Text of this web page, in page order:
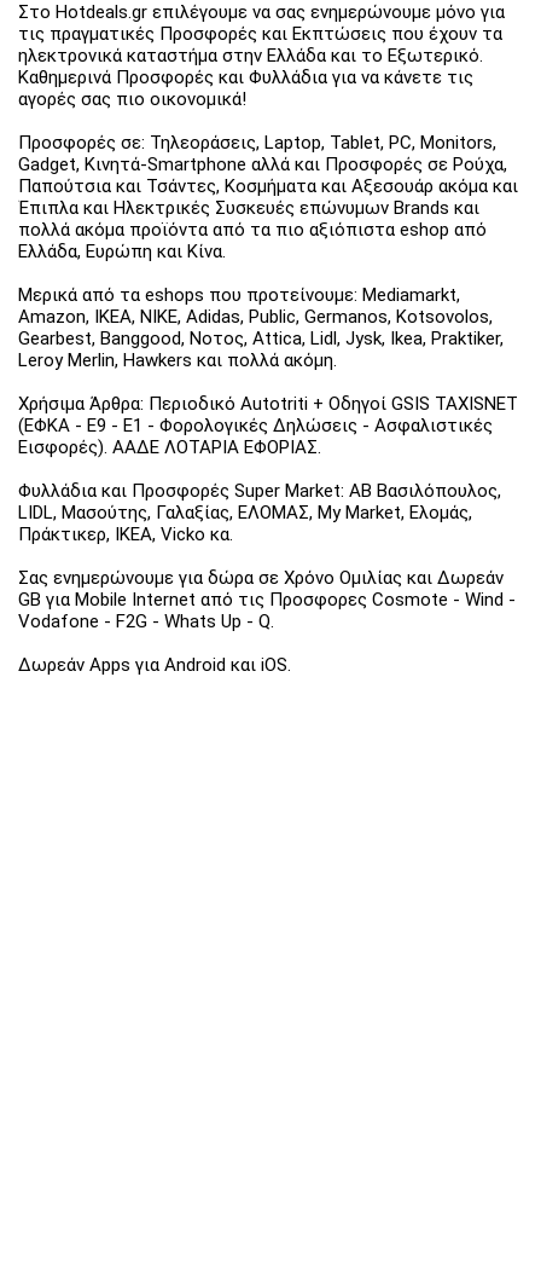
Στο Hotdeals.gr επιλέγουμε να σας ενημερώνουμε μόνο για
τις πραγματικές Προσφορές και Εκπτώσεις που έχουν τα
ηλεκτρονικά καταστήμα στην Ελλάδα και το Εξωτερικό.
Καθημερινά Προσφορές και Φυλλάδια για να κάνετε τις
αγορές σας πιο οικονομικά!
Προσφορές σε: Τηλεοράσεις, Laptop, Tablet, PC, Monitors,
Gadget, Κινητά-Smartphone αλλά και Προσφορές σε Ρούχα,
Παπούτσια και Τσάντες, Κοσμήματα και Αξεσουάρ ακόμα και
Έπιπλα και Ηλεκτρικές Συσκευές επώνυμων Brands και
πολλά ακόμα προϊόντα από τα πιο αξιόπιστα eshop από
Ελλάδα, Ευρώπη και Κίνα.
Μερικά από τα eshops που προτείνουμε: Mediamarkt,
Amazon, IKEA, NIKE, Adidas, Public, Germanos, Kotsovolos,
Gearbest, Banggood, Νοτος, Attica, Lidl, Jysk, Ikea, Praktiker,
Leroy Merlin, Hawkers και πολλά ακόμη.
Χρήσιμα Άρθρα: Περιοδικό Autotriti + Οδηγοί GSIS TAXISNET
(ΕΦΚΑ - Ε9 - Ε1 - Φορολογικές Δηλώσεις - Ασφαλιστικές
Εισφορές). ΑΑΔΕ ΛΟΤΑΡΙΑ ΕΦΟΡΙΑΣ.
Φυλλάδια και Προσφορές Super Market: ΑΒ Βασιλόπουλος,
LIDL, Μασούτης, Γαλαξίας, ΕΛΟΜΑΣ, My Market, Ελομάς,
Πράκτικερ, ΙΚΕΑ, Vicko κα.
Σας ενημερώνουμε για δώρα σε Χρόνο Ομιλίας και Δωρεάν
GB για Mobile Internet από τις Προσφορες Cosmote - Wind -
Vodafone - F2G - Whats Up - Q.
Δωρεάν Apps για Android και iOS.